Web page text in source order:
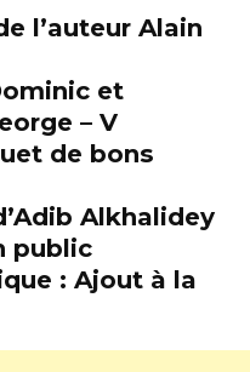
l’auteur Alain
et
– V
de bons
Alkhalidey
public
: Ajout à la